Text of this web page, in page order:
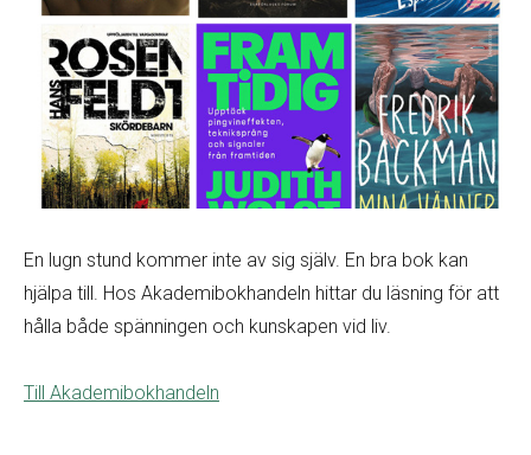
En lugn stund kommer inte av sig själv. En bra bok kan
hjälpa till. Hos Akademibokhandeln hittar du läsning för att
hålla både spänningen och kunskapen vid liv.
Till Akademibokhandeln